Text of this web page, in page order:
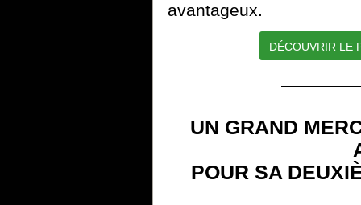
avantageux.
DÉCOUVRIR LE
UN GRAND
POUR SA